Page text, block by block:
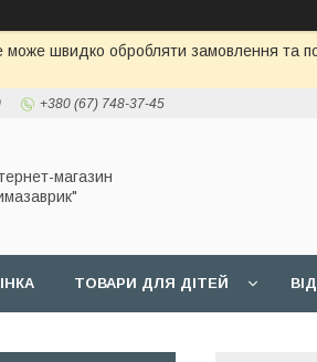
може швидко обробляти замовлення та
+380 (67) 748-37-45
магазин
ТОВАРИ ДЛЯ ДIТЕЙ